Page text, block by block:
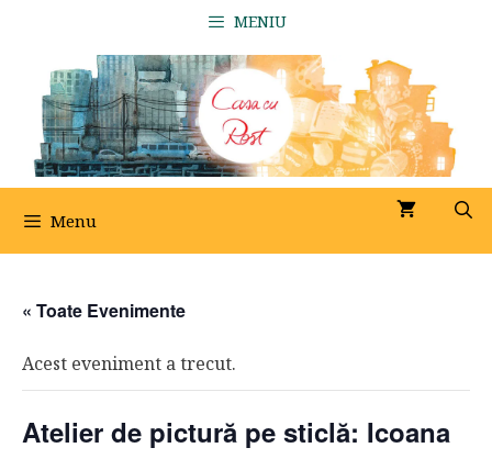
conținut
MENIU
Menu
« Toate Evenimente
Acest eveniment a trecut.
Atelier de pictură pe sticlă: Icoana